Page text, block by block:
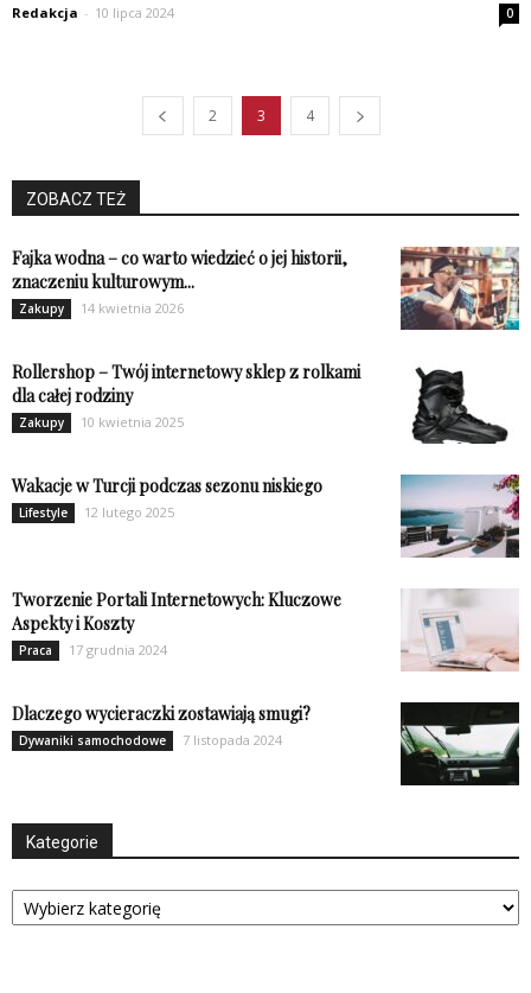
Redakcja - 10 lipca 2024 0
2 3 4
ZOBACZ TEŻ
Fajka wodna – co warto wiedzieć o jej historii,
znaczeniu kulturowym...
Zakupy 14 kwietnia 2026
Rollershop – Twój internetowy sklep z rolkami
dla całej rodziny
Zakupy 10 kwietnia 2025
Wakacje w Turcji podczas sezonu niskiego
Lifestyle 12 lutego 2025
Tworzenie Portali Internetowych: Kluczowe
Aspekty i Koszty
Praca 17 grudnia 2024
Dlaczego wycieraczki zostawiają smugi?
Dywaniki samochodowe 7 listopada 2024
Kategorie
Kategorie